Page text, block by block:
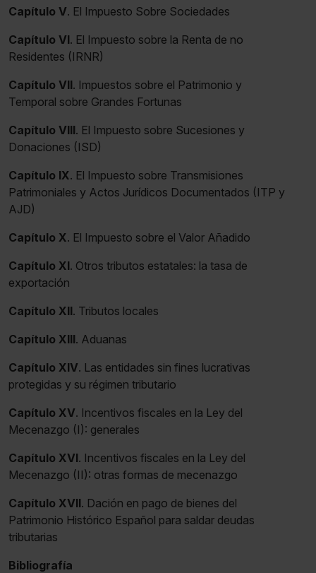
Capítulo V. El Impuesto Sobre Sociedades
Capítulo VI. El Impuesto sobre la Renta de no
Residentes (IRNR)
Capítulo VII. Impuestos sobre el Patrimonio y
Temporal sobre Grandes Fortunas
Capítulo VIII. El Impuesto sobre Sucesiones y
Donaciones (ISD)
Capítulo IX. El Impuesto sobre Transmisiones
Patrimoniales y Actos Jurídicos Documentados (ITP y
AJD)
Capítulo X. El Impuesto sobre el Valor Añadido
Capítulo XI. Otros tributos estatales: la tasa de
exportación
Capítulo XII. Tributos locales
Capítulo XIII. Aduanas
Capítulo XIV. Las entidades sin fines lucrativas
protegidas y su régimen tributario
Capítulo XV. Incentivos fiscales en la Ley del
Mecenazgo (I): generales
Capítulo XVI. Incentivos fiscales en la Ley del
Mecenazgo (II): otras formas de mecenazgo
Capítulo XVII. Dación en pago de bienes del
Patrimonio Histórico Español para saldar deudas
tributarias
Bibliografía